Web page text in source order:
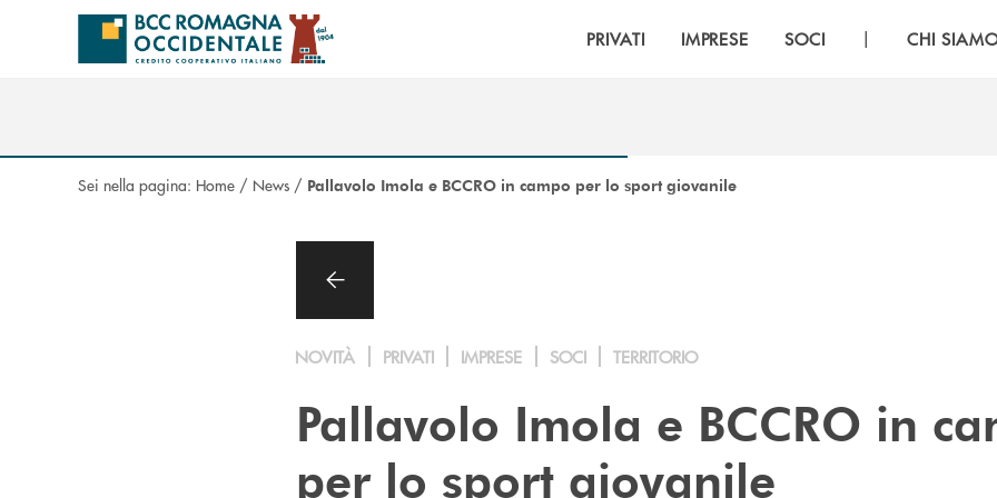
Salta al contenuto principale
PRIVATI IMPRESE SOCI | CHI
Sei nella pagina: Home / News / Pallavolo Imola e BCCRO in campo per lo sport giovanile
NOVITÀ PRIVATI IMPRESE SOCI TERRITORIO
Pallavolo Imola e BCCRO in
per lo sport giovanile